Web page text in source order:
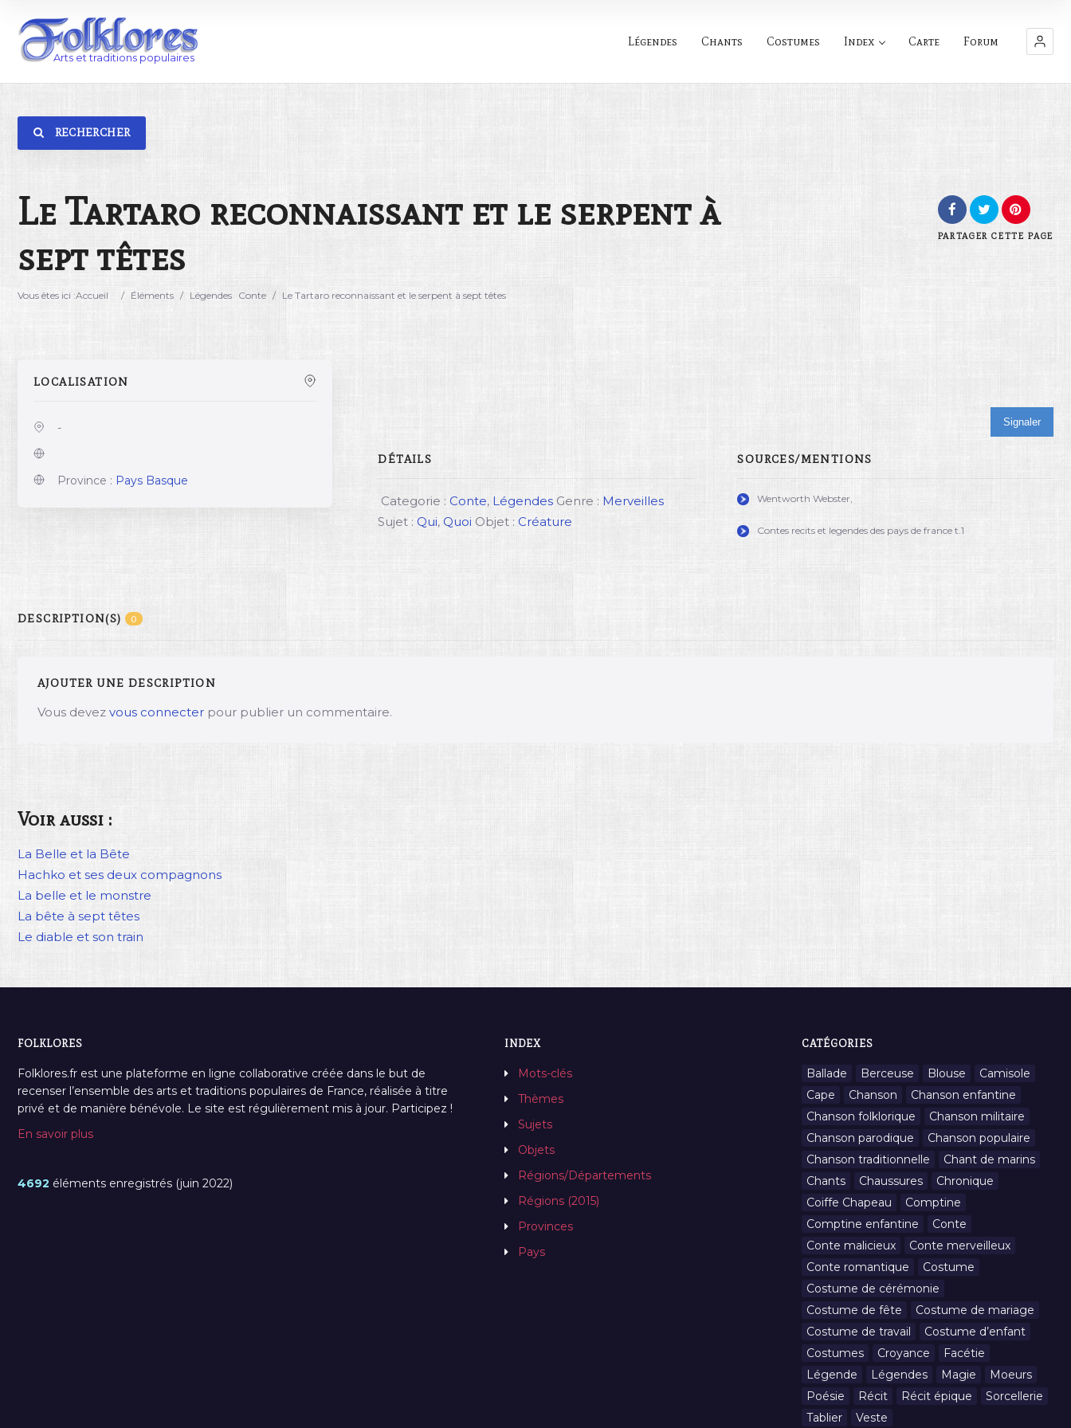
Légendes Chants Costumes Index Carte Forum
RECHERCHER
Le Tartaro reconnaissant et le serpent à
sept têtes
Vous êtes ici :Accueil / Éléments / Légendes Conte / Le Tartaro reconnaissant et le serpent à sept têtes
PARTAGER CETTE PAGE
LOCALISATION
-
Province : Pays Basque
Signaler
DÉTAILS
Categorie : Conte, Légendes Genre : Merveilles
Sujet :Qui,Quoi Objet : Créature
SOURCES/MENTIONS
Wentworth Webster,
Contes recits et legendes des pays de france t.1
DESCRIPTION(S) 0
AJOUTER UNE DESCRIPTION
Vous devez vous connecter pour publier un commentaire.
Voir aussi :
La Belle et la Bête
Hachko et ses deux compagnons
La belle et le monstre
La bête à sept têtes
Le diable et son train
FOLKLORES
Folklores.fr est une plateforme en ligne collaborative créée dans le but de
recenser l’ensemble des arts et traditions populaires de France, réalisée à titre
privé et de manière bénévole. Le site est régulièrement mis à jour. Participez !
En savoir plus
4692 éléments enregistrés (juin 2022)
INDEX
Mots-clés
Thèmes
Sujets
Objets
Régions/Départements
Régions (2015)
Provinces
Pays
CATÉGORIES
Ballade Berceuse Blouse
Camisole
Cape
Chanson
Chanson enfantine
Chanson folklorique
Chanson militaire
Chanson parodique
Chanson populaire
Chanson traditionnelle
Chant de marins
Chants
Chaussures
Chronique
Coiffe Chapeau
Comptine
Comptine enfantine
Conte
Conte malicieux
Conte merveilleux
Conte romantique
Costume
Costume de cérémonie
Costume de fête
Costume de mariage
Costume de travail
Costume d’enfant
Costumes
Croyance
Facétie
Légende
Légendes Magie
Moeurs
Poésie
Récit Récit épique
Sorcellerie
Tablier
Veste